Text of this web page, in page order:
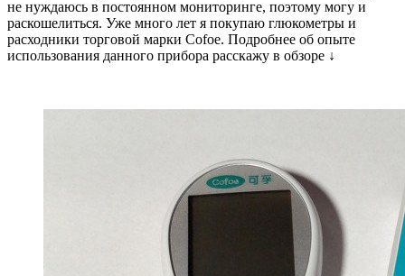
не нуждаюсь в постоянном мониторинге, поэтому могу и
раскошелиться. Уже много лет я покупаю глюкометры и
расходники торговой марки Cofoe. Подробнее об опыте
использования данного прибора расскажу в обзоре ↓